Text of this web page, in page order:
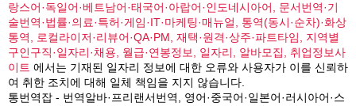
랑스어·독일어·베트남어·태국어·아랍어·인도네시아어, 문서번역·기
술번역·법률·의료·특허·게임·IT·마케팅·매뉴얼, 통역(동시·순차)·화상
통역, 로컬라이저·리뷰어·QA·PM, 재택·원격·상주·파트타임, 지역별
구인구직·일자리·채용, 월급·연봉정보, 일자리, 알바모집, 취업정보사
이트 에서는 기재된 일자리 정보에 대한 오류와 사용자가 이를 신뢰하
여 취한 조치에 대해 일체 책임을 지지 않습니다.
통번역잡 - 번역알바·프리랜서번역, 영어·중국어·일본어·러시아어·스